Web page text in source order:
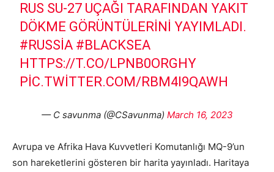
RUS SU-27 UÇAĞI TARAFINDAN YAKIT
DÖKME GÖRÜNTÜLERINI YAYIMLADI.
#RUSSIA #BLACKSEA
HTTPS://T.CO/LPNB0ORGHY
PIC.TWITTER.COM/RBM4I9QAWH
— C savunma (@CSavunma) March 16, 2023
Avrupa ve Afrika Hava Kuvvetleri Komutanlığı MQ-9’un
son hareketlerini gösteren bir harita yayınladı. Haritaya